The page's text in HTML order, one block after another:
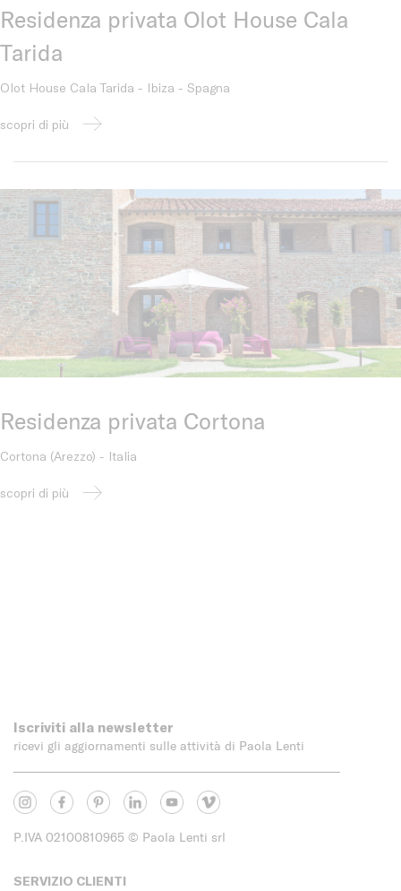
Residenza privata Olot House Cala
Tarida
Olot House Cala Tarida - Ibiza - Spagna
scopri di più
Residenza privata Cortona
Cortona (Arezzo) - Italia
scopri di più
Iscriviti alla newsletter
ricevi gli aggiornamenti sulle attività di Paola Lenti
P.IVA 02100810965 © Paola Lenti srl
SERVIZIO CLIENTI